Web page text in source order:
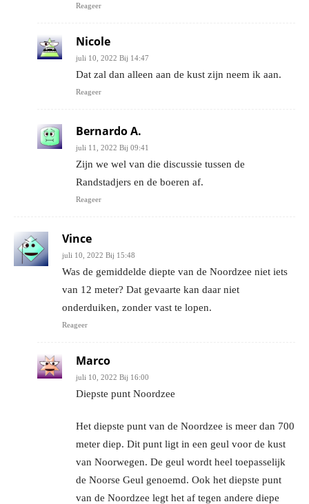
Reageer
Nicole
juli 10, 2022 Bij 14:47
Dat zal dan alleen aan de kust zijn neem ik aan.
Reageer
Bernardo A.
juli 11, 2022 Bij 09:41
Zijn we wel van die discussie tussen de
Randstadjers en de boeren af.
Reageer
Vince
juli 10, 2022 Bij 15:48
Was de gemiddelde diepte van de Noordzee niet iets
van 12 meter? Dat gevaarte kan daar niet
onderduiken, zonder vast te lopen.
Reageer
Marco
juli 10, 2022 Bij 16:00
Diepste punt Noordzee
Het diepste punt van de Noordzee is meer dan 700
meter diep. Dit punt ligt in een geul voor de kust
van Noorwegen. De geul wordt heel toepasselijk
de Noorse Geul genoemd. Ook het diepste punt
van de Noordzee legt het af tegen andere diepe